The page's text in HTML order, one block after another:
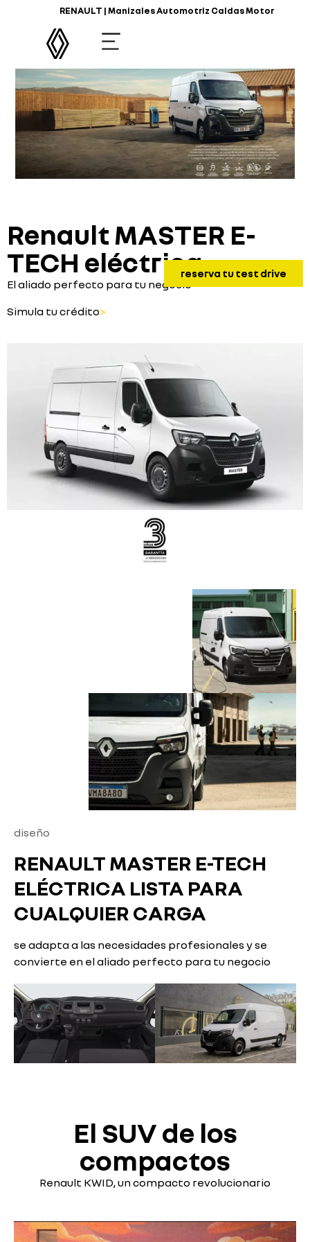
RENAULT | Manizales Automotriz Caldas Motor
Renault MASTER E-
TECH eléctrica
El aliado perfecto para tu negocio
Simula tu crédito>
reserva tu test drive
diseño
RENAULT MASTER E-TECH
ELÉCTRICA LISTA PARA
CUALQUIER CARGA
se adapta a las necesidades profesionales y se
convierte en el aliado perfecto para tu negocio
El SUV de los
compactos
Renault KWID, un compacto revolucionario